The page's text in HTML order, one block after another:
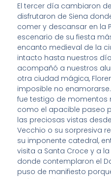
El tercer día cambiaron
disfrutaron de Siena
comer y descansar en la
escenario de su fiesta
encanto medieval de la
intacto hasta nuestros
acompañó a nuestros
otra ciudad mágica,
imposible no
fue testigo de
como el apacible paseo
las preciosas vistas
Vecchio o su sorpresiva
su imponente catedral,
visita a Santa Croce y a
donde contemplaron el
puso de manifiesto